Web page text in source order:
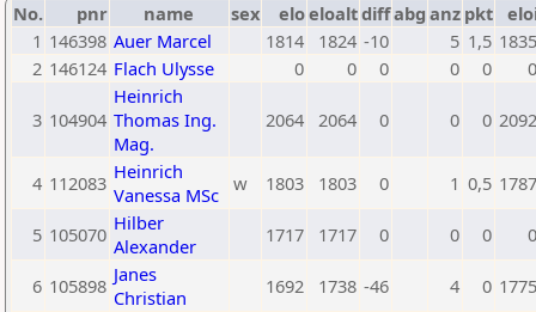
No. pnr name sex eloeloaltdiffabg anz pkt
1 146398 Auer Marcel 1814 1824 -10 5 1,5 1835
2 146124 Flach Ulysse 0 0 0 0 0 0
3 104904
Heinrich
Thomas Ing.
Mag.
2064 2064 0 0 0 2092
4 112083 Heinrich
Vanessa MSc w 1803 1803 0 1 0,5 1787
5 105070 Hilber
Alexander
1717 1717 0 0 0 0
6 105898 Janes
Christian
1692 1738 -46 4 0 1775